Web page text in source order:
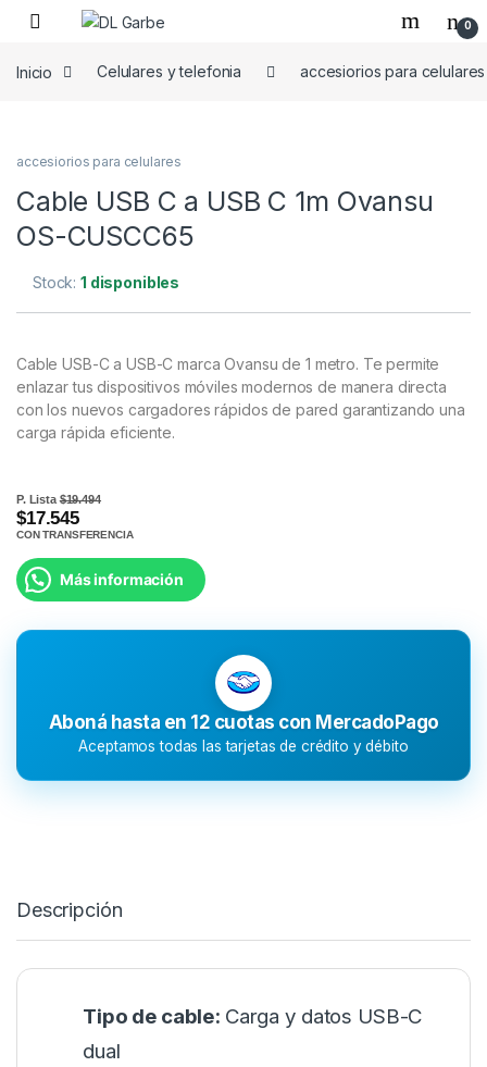
0
Inicio Celulares y telefonia accesiorios para celulares
accesiorios para celulares
Cable USB C a USB C 1m Ovansu
OS-CUSCC65
Stock:1 disponibles
Cable USB-C a USB-C marca Ovansu de 1 metro. Te permite
enlazar tus dispositivos móviles modernos de manera directa
con los nuevos cargadores rápidos de pared garantizando una
carga rápida eficiente.
P. Lista$19.494
$17.545
CON TRANSFERENCIA
Más información
Aboná hasta en 12 cuotas con MercadoPago
Aceptamos todas las tarjetas de crédito y débito
Descripción
Tipo de cable: Carga y datos USB-C
dual